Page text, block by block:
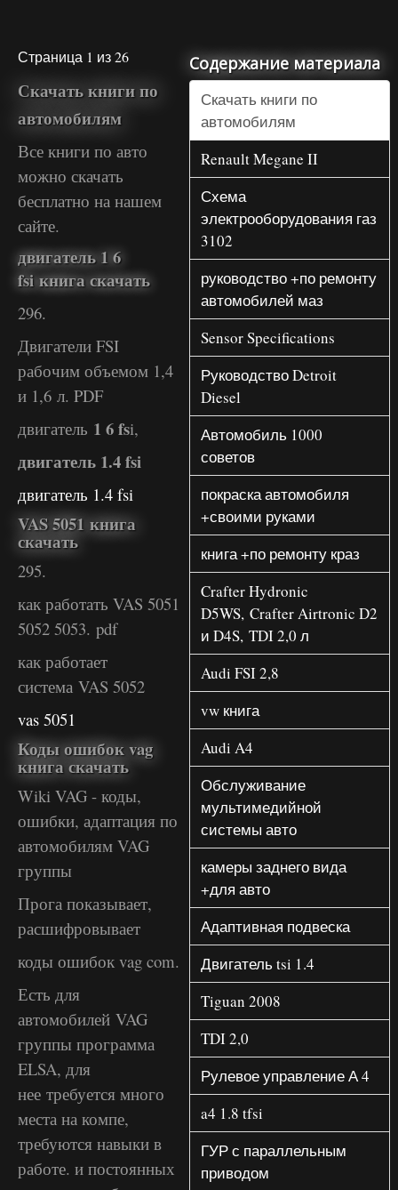
Содержание материала
Скачать книги по
автомобилям
Renault Megane II
Схема
электрооборудования газ
3102
руководство +по ремонту
автомобилей маз
Sensor Specifications
Руководство Detroit
Diesel
Автомобиль 1000
советов
покраска автомобиля
+своими руками
книга +по ремонту краз
Crafter Hydronic
D5WS, Crafter Airtronic D2
и D4S, TDI 2,0 л
Audi FSI 2,8
vw книга
Audi A4
Обслуживание
мультимедийной
системы авто
камеры заднего вида
+для авто
Адаптивная подвеска
Двигатель tsi 1.4
Tiguan 2008
TDI 2,0
Рулевое управление А 4
a4 1.8 tfsi
ГУР с параллельным
приводом
Страница 1 из 26
Скачать книги по
автомобилям
Все книги по авто
можно скачать
бесплатно на нашем
сайте.
двигатель 1 6
fsi книга скачать
296.
Двигатели FSI
рабочим объемом 1,4
и 1,6 л. PDF
двигатель 1 6 fsi,
двигатель 1.4 fsi
двигатель 1.4 fsi
VAS 5051 книга
скачать
295.
как работать VAS 5051
5052 5053. pdf
как работает
система VAS 5052
vas 5051
Коды ошибок vag
книга скачать
Wiki VAG - коды,
ошибки, адаптация по
автомобилям VAG
группы
Прога показывает,
расшифровывает
коды ошибок vag com.
Есть для
автомобилей VAG
группы программа
ELSA, для
нее требуется много
места на компе,
требуются навыки в
работе. и постоянных